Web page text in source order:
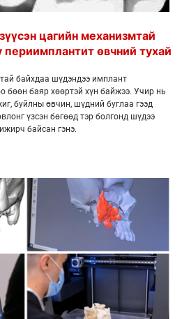
цагийн механизмтай
өвчний тухай
байхдаа шүдэндээ имплант
бөөн баяр хөөртэй хүн байжээ. Учир нь
буйлны өвчин, шүдний буглаа гээд
үзсэн бөгөөд тэр болгонд шүдээ
байсан гэнэ.